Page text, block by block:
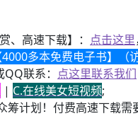
、高速下载】： 点击这里
4000多本免费电子书】（
联系： 点这里联系我们
| C.在线美女短视频;
筹计划！付费高速下载需